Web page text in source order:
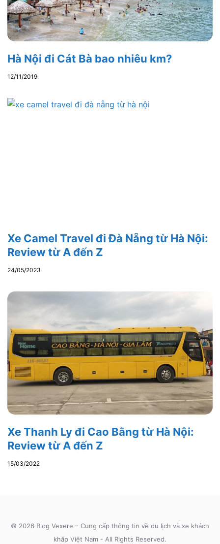
Hà Nội đi Cát Bà bao nhiêu km?
12/11/2019
Xe Camel Travel đi Đà Nẵng từ Hà Nội:
Review từ A đến Z
24/05/2023
Xe Thanh Ly đi Cao Bằng từ Hà Nội:
Review từ A đến Z
15/03/2022
© 2026 Blog Vexere – Cung cấp thông tin về du lịch và xe khách
khắp Việt Nam - All Rights Reserved.